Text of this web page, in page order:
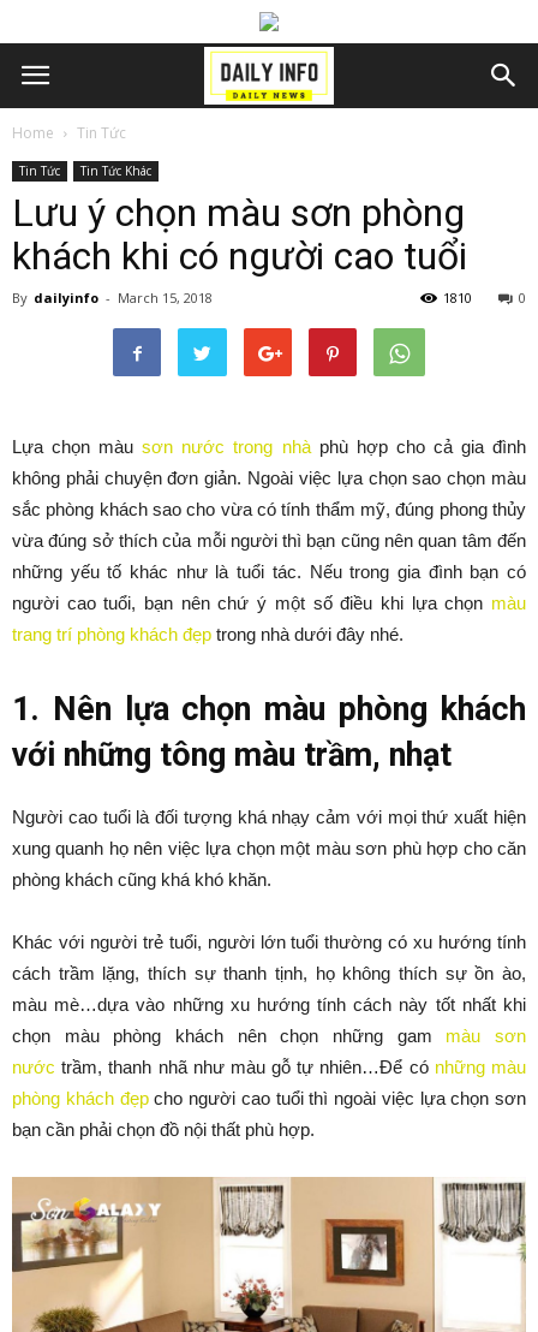
Home Tin Tức
Tin Tức Tin Tức Khác
Lưu ý chọn màu sơn phòng
khách khi có người cao tuổi
By dailyinfo - March 15, 2018 0
1810
Lựa chọn màusơn nước trong nhàphù hợp cho cả gia đình
không phải chuyện đơn giản. Ngoài việc lựa chọn sao chọn màu
sắc phòng khách sao cho vừa có tính thẩm mỹ, đúng phong thủy
vừa đúng sở thích của mỗi người thì bạn cũng nên quan tâm đến
những yếu tố khác như là tuổi tác. Nếu trong gia đình bạn có
người cao tuổi, bạn nên chứ ý một số điều khi lựa chọn màu
trang trí phòng khách đẹp trong nhà dưới đây nhé.
1. Nên lựa chọn màu phòng khách
với những tông màu trầm, nhạt
Người cao tuổi là đối tượng khá nhạy cảm với mọi thứ xuất hiện
xung quanh họ nên việc lựa chọn một màu sơn phù hợp cho căn
phòng khách cũng khá khó khăn.
Khác với người trẻ tuổi, người lớn tuổi thường có xu hướng tính
cách trầm lặng, thích sự thanh tịnh, họ không thích sự ồn ào,
màu mè…dựa vào những xu hướng tính cách này tốt nhất khi
chọn màu phòng khách nên chọn những gam màu sơn
nước trầm, thanh nhã như màu gỗ tự nhiên…Để có những màu
phòng khách đẹpcho người cao tuổi thì ngoài việc lựa chọn sơn
bạn cần phải chọn đồ nội thất phù hợp.